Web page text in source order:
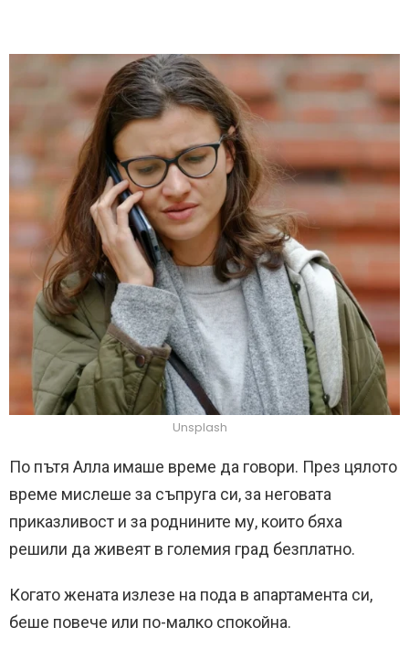
Unsplash
По пътя Алла имаше време да говори. През цялото
време мислеше за съпруга си, за неговата
приказливост и за роднините му, които бяха
решили да живеят в големия град безплатно.
Когато жената излезе на пода в апартамента си,
беше повече или по-малко спокойна.